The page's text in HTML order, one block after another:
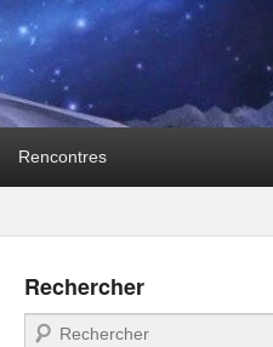
Rencontres
Rechercher
Recherche